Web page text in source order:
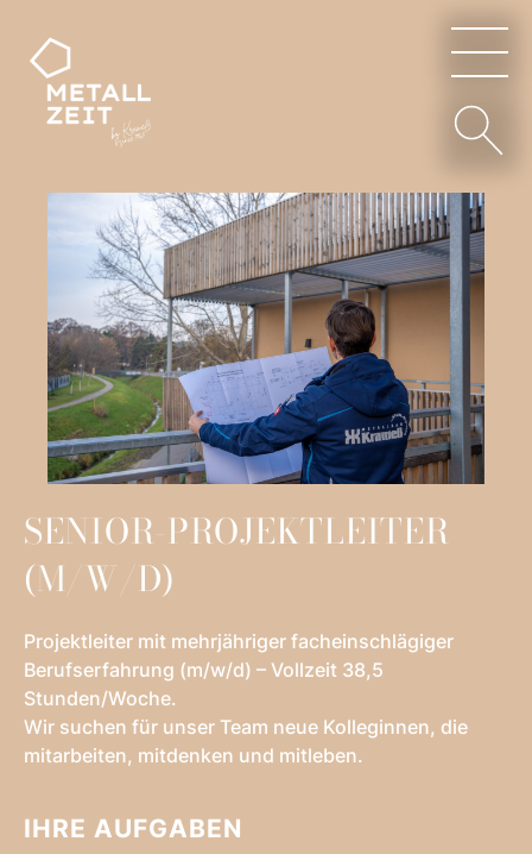
SENIOR-PROJEKTLEITER
(M/W/D)
Projektleiter mit mehrjähriger facheinschlägiger
Berufserfahrung (m/w/d) – Vollzeit 38,5
Stunden/Woche.
Wir suchen für unser Team neue Kolleginnen, die
mitarbeiten, mitdenken und mitleben.
IHRE AUFGABEN